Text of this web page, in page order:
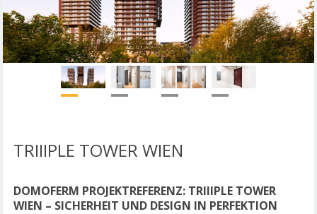
TRIIIPLE TOWER WIEN
DOMOFERM PROJEKTREFERENZ: TRIIIPLE TOWER
WIEN – SICHERHEIT UND DESIGN IN PERFEKTION